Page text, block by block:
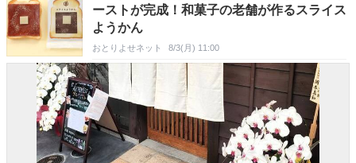
ーストが完成！和菓子の老舗が作るスライス
ようかん
おとりよせネット 8/3(月) 11:00